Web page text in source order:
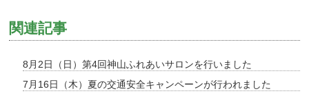
関連記事
8月2日（日）第4回神山ふれあいサロンを行いました
7月16日（木）夏の交通安全キャンペーンが行われました